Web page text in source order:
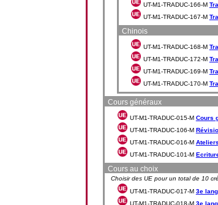
UT-M1-TRADUC-166-M
UT-M1-TRADUC-167-M
Chinois
UT-M1-TRADUC-168-M
UT-M1-TRADUC-172-M
UT-M1-TRADUC-169-M
UT-M1-TRADUC-170-M
Cours généraux
UT-M1-TRADUC-015-M Cours
UT-M1-TRADUC-106-M
UT-M1-TRADUC-016-M
UT-M1-TRADUC-101-M
Cours au choix
Choisir des UE pour un total de 10
UT-M1-TRADUC-017-M 3e
UT-M1-TRADUC-018-M 3e